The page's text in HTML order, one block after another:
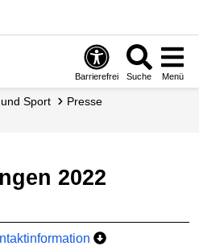
Barrierefrei Suche Menü
Sport
Presse
2022